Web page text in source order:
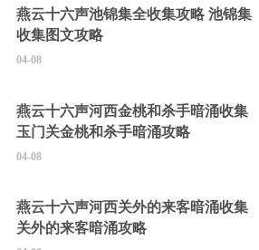
燕云十六声池锦集全收集攻略 池锦集
收集图文攻略
04-08
燕云十六声河西金桃和杀手暗涌收集
玉门关金桃和杀手暗涌攻略
04-08
燕云十六声河西关外的来客暗涌收集
关外的来客暗涌攻略